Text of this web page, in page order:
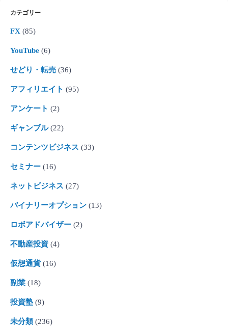
カテゴリー
FX (85)
YouTube (6)
せどり・転売 (36)
アフィリエイト (95)
アンケート (2)
ギャンブル(22)
コンテンツビジネス (33)
セミナー (16)
ネットビジネス (27)
バイナリーオプション (13)
ロボアドバイザー (2)
不動産投資 (4)
仮想通貨(16)
副業 (18)
投資塾 (9)
未分類 (236)